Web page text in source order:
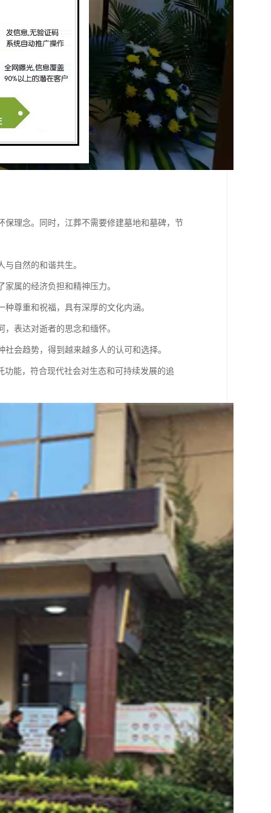
理念。同时，江葬不需要修建墓地和墓碑，节
自然的和谐共生。
属的经济负担和精神压力。
尊重和祝福，具有深厚的文化内涵。
表达对逝者的思念和缅怀。
会趋势，得到越来越多人的认可和选择。
能，符合现代社会对生态和可持续发展的追